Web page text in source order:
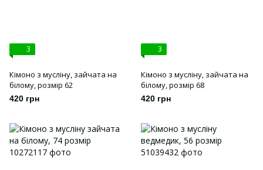
3
Кімоно з мусліну, зайчата на
білому, розмір 62
420 грн
3
Кімоно з мусліну, зайчата на
білому, розмір 68
420 грн